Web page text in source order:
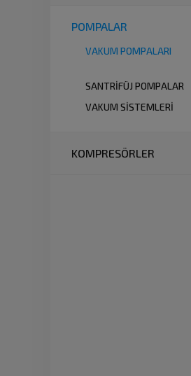
POMPALAR
VAKUM POMPALARI
SANTRİFÜJ POMPALAR
VAKUM SİSTEMLERİ
KOMPRESÖRLER